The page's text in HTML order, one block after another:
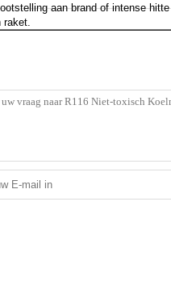
aan brand of intense